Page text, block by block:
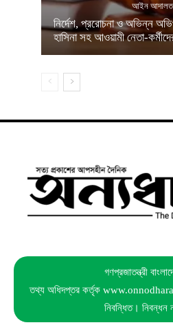
আইন আদালত
নির্দেশ, প্ররোচনা ও অভিন্ন
হাসিনা সহ আওয়ামী নেতা-
গণপ্রজাতন্ত্রী
তথ্য অধিদপ্তর কর্তৃক
নিবন্ধিত। নিবন্ধন